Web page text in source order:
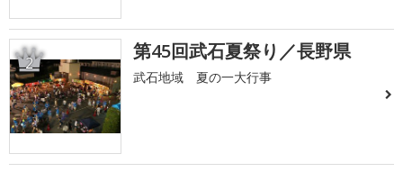
2 第45回武石夏祭り／長野県
武石地域 夏の一大行事